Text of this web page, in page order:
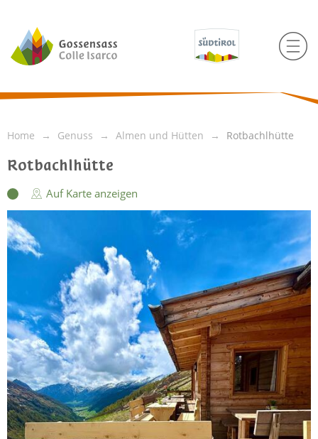
Home Genuss Almen und Hütten Rotbachlhütte
Rotbachlhütte
Auf Karte anzeigen